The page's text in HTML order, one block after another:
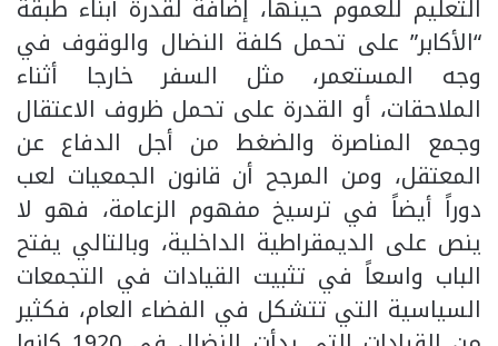
التعليم للعموم حينها، إضافة لقدرة أبناء طبقة
“الأكابر” على تحمل كلفة النضال والوقوف في
وجه المستعمر، مثل السفر خارجا أثناء
الملاحقات، أو القدرة على تحمل ظروف الاعتقال
وجمع المناصرة والضغط من أجل الدفاع عن
المعتقل، ومن المرجح أن قانون الجمعيات لعب
دوراً أيضاً في ترسيخ مفهوم الزعامة، فهو لا
ينص على الديمقراطية الداخلية، وبالتالي يفتح
الباب واسعاً في تثبيت القيادات في التجمعات
السياسية التي تتشكل في الفضاء العام، فكثير